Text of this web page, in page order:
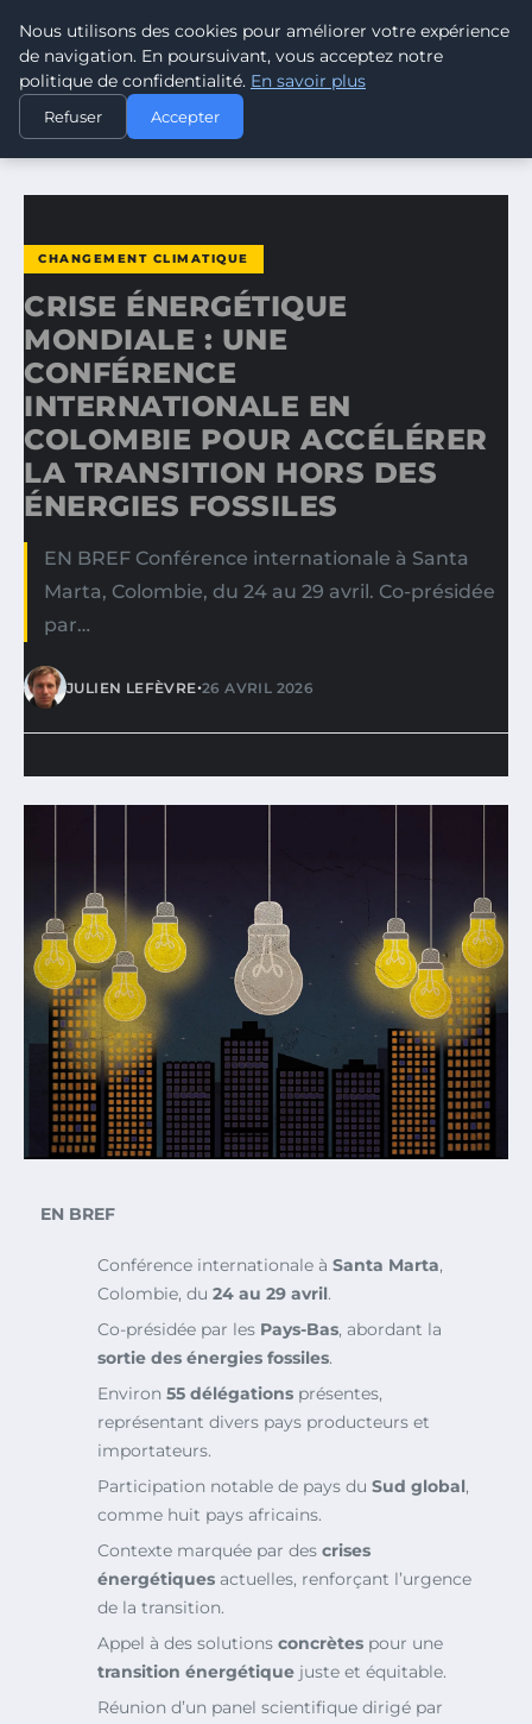
CLIMATE RESPONSE BLOG
ACCUEIL
CHANGEMENT CLIMATIQUE
CRISE ÉNERGÉTIQUE MONDIALE : UNE CONFÉRENCE…
CHANGEMENT CLIMATIQUE
CRISE ÉNERGÉTIQUE
MONDIALE : UNE
CONFÉRENCE
INTERNATIONALE EN
COLOMBIE POUR ACCÉLÉRER
LA TRANSITION HORS DES
ÉNERGIES FOSSILES
EN BREF Conférence internationale à Santa
Marta, Colombie, du 24 au 29 avril. Co-présidée
par…
JULIEN LEFÈVRE•26 AVRIL 2026
EN BREF
Conférence internationale à Santa Marta,
Colombie, du 24 au 29 avril.
Co-présidée par les Pays-Bas, abordant la
sortie des énergies fossiles.
Environ 55 délégations présentes,
représentant divers pays producteurs et
importateurs.
Participation notable de pays du Sud global,
comme huit pays africains.
Contexte marquée par des crises
énergétiques actuelles, renforçant l’urgence
de la transition.
Appel à des solutions concrètes pour une
transition énergétique juste et équitable.
Réunion d’un panel scientifique dirigé par
Nous utilisons des cookies pour améliorer votre expérience
de navigation. En poursuivant, vous acceptez notre
politique de confidentialité. En savoir plus
Refuser Accepter